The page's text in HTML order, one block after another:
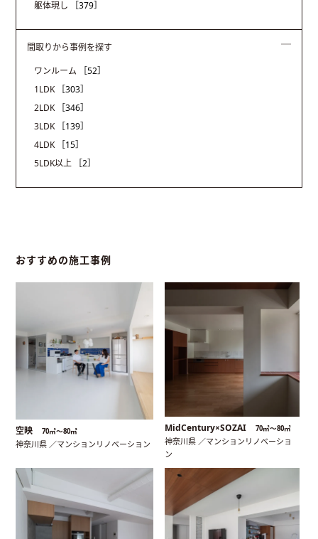
躯体現し
［379］
間取りから事例を探す
ワンルーム
［52］
1LDK
［303］
2LDK
［346］
3LDK
［139］
4LDK
［15］
5LDK以上
［2］
おすすめの施工事例
空映 70㎡〜80㎡
神奈川県 ／マンションリノベーション
MidCentury×SOZAI 70㎡〜80㎡
神奈川県 ／マンションリノベーショ
ン